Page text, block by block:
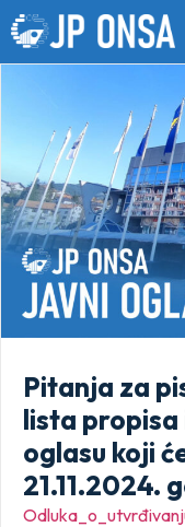
Pitanja za
lista
oglasu koji
21.11.2024.